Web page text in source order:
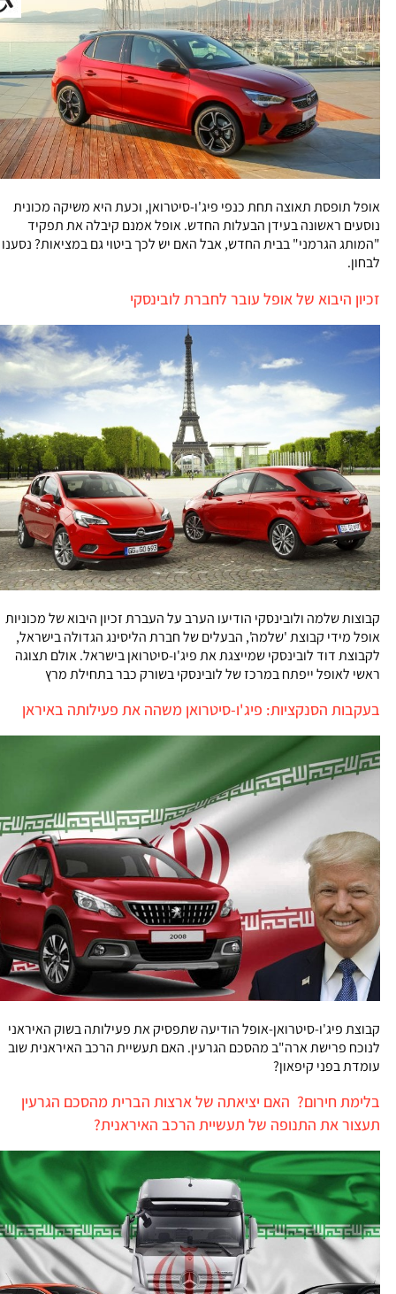
אופל תופסת תאוצה תחת כנפי פיג'ו-סיטרואן, וכעת היא משיקה מכונית
נוסעים ראשונה בעידן הבעלות החדש. אופל אמנם קיבלה את תפקיד
"המותג הגרמני" בבית החדש, אבל האם יש לכך ביטוי גם במציאות? נסענו
לבחון.
זכיון היבוא של אופל עובר לחברת לובינסקי
קבוצות שלמה ולובינסקי הודיעו הערב על העברת זכיון היבוא של מכוניות
אופל מידי קבוצת 'שלמה', הבעלים של חברת הליסינג הגדולה בישראל,
לקבוצת דוד לובינסקי שמייצגת את פיג'ו-סיטרואן בישראל. אולם תצוגה
ראשי לאופל ייפתח במרכז של לובינסקי בשורק כבר בתחילת מרץ
בעקבות הסנקציות: פיג'ו-סיטרואן משהה את פעילותה באיראן
קבוצת פיג'ו-סיטרואן-אופל הודיעה שתפסיק את פעילותה בשוק האיראני
לנוכח פרישת ארה"ב מהסכם הגרעין. האם תעשיית הרכב האיראנית שוב
עומדת בפני קיפאון?
בלימת חירום? האם יציאתה של ארצות הברית מהסכם הגרעין
תעצור את התנופה של תעשיית הרכב האיראנית?